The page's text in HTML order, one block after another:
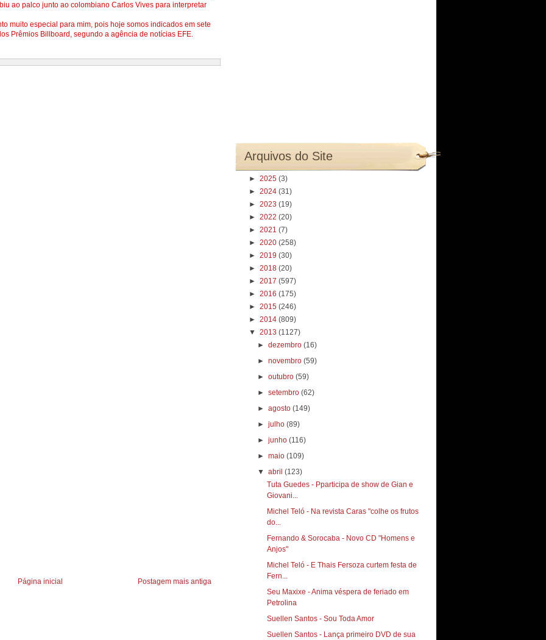
ao palco junto ao colombiano Carlos Vives para interpretar
muito especial para mim, pois hoje somos indicados em sete
Prêmios Billboard, segundo a agência de notícias EFE.
Postagem mais antiga
Página inicial
Arquivos do Site
► 2025 (3)
► 2024 (31)
► 2023 (19)
► 2022 (20)
► 2021 (7)
► 2020 (258)
► 2019 (30)
► 2018 (20)
► 2017 (597)
► 2016 (175)
► 2015 (246)
► 2014 (809)
▼ 2013 (1127)
►dezembro(16)
►novembro(59)
►outubro(59)
►setembro(62)
►agosto(149)
►julho(89)
►junho(116)
►maio(109)
▼abril(123)
Tuta Guedes - Pparticipa de show de Gian e
Giovani...
Michel Teló - Na revista Caras "colhe os frutos
do...
Fernando & Sorocaba - Novo CD "Homens e
Anjos"
Michel Teló - E Thais Fersoza curtem festa de
Fern...
Seu Maxixe - Anima véspera de feriado em
Petrolina
Suellen Santos - Sou Toda Amor
Suellen Santos - Lança primeiro DVD de sua